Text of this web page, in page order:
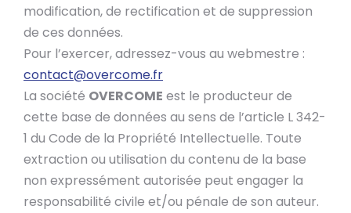
modification, de rectification et de suppression
de ces données.
Pour l’exercer, adressez-vous au webmestre :
contact@overcome.fr
La société OVERCOME est le producteur de
cette base de données au sens de l’article L 342-
1 du Code de la Propriété Intellectuelle. Toute
extraction ou utilisation du contenu de la base
non expressément autorisée peut engager la
responsabilité civile et/ou pénale de son auteur.